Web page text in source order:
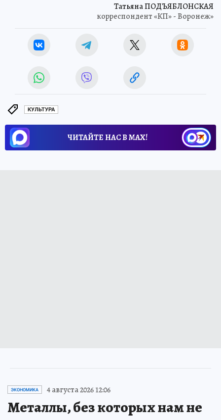
Татьяна ПОДЪЯБЛОНСКАЯ
корреспондент «КП» - Воронеж»
КУЛЬТУРА
ЧИТАЙТЕ НАС В МАХ!
ЭКОНОМИКА 4 августа 2026 12:06
Металлы, без которых нам не